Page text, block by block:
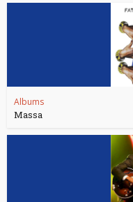
Albums
Massa